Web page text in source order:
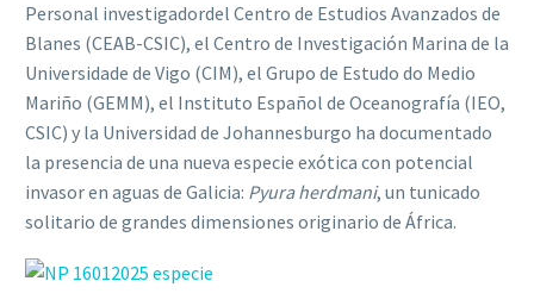
Personal investigadordel Centro de Estudios Avanzados de
Blanes (CEAB-CSIC), el Centro de Investigación Marina de la
Universidade de Vigo (CIM), el Grupo de Estudo do Medio
Mariño (GEMM), el Instituto Español de Oceanografía (IEO,
CSIC) y la Universidad de Johannesburgo ha documentado
la presencia de una nueva especie exótica con potencial
invasor en aguas de Galicia: Pyura herdmani, un tunicado
solitario de grandes dimensiones originario de África.